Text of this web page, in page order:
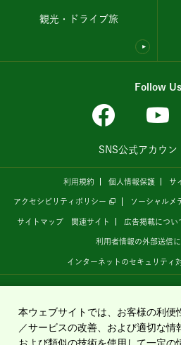
観光・ドライブ旅
Follow Us
SNS公式アカウン
利用規約 個人情報保護 サ
アクセシビリティポリシー ソーシャルメ
サイトマップ 関連サイト 広告掲載につい
利用者情報の外部送信
インターネットのセキュリティ
運営しています。
本ウェブサイトでは、お客様の利便
／サービスの改善、および適切な